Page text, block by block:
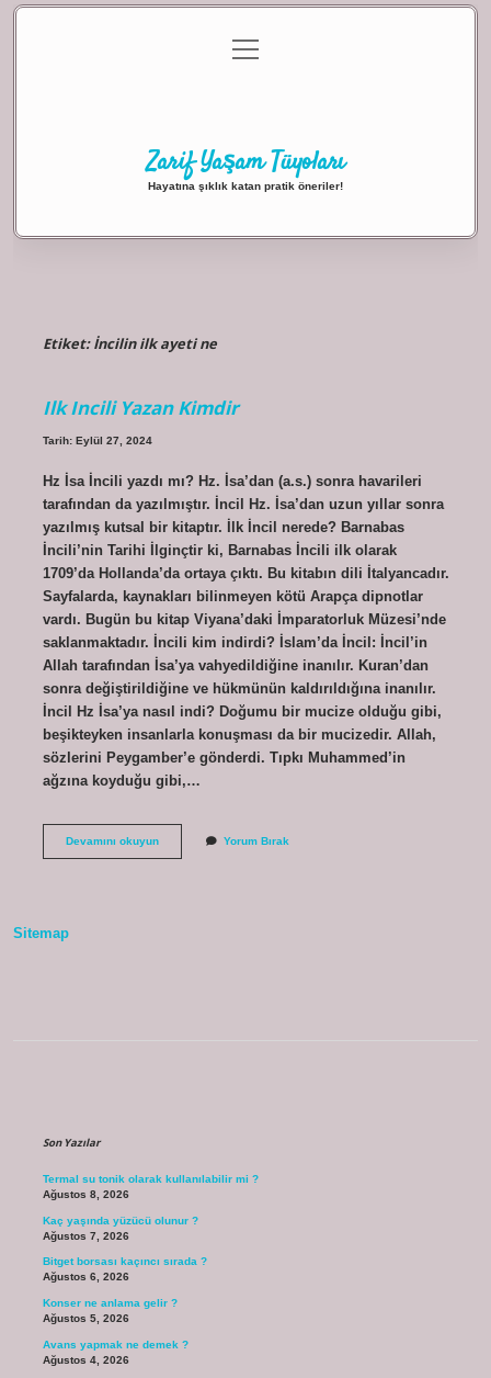
Gizlilik Politikası
menüyü
aç
Zarif Yaşam Tüyoları
Hayatına şıklık katan pratik öneriler!
Etiket:İncilin ilk ayeti ne
Ilk Incili Yazan Kimdir
Tarih: Eylül 27, 2024
Hz İsa İncili yazdı mı? Hz. İsa’dan (a.s.) sonra havarileri
tarafından da yazılmıştır. İncil Hz. İsa’dan uzun yıllar sonra
yazılmış kutsal bir kitaptır. İlk İncil nerede? Barnabas
İncili’nin Tarihi İlginçtir ki, Barnabas İncili ilk olarak
1709’da Hollanda’da ortaya çıktı. Bu kitabın dili İtalyancadır.
Sayfalarda, kaynakları bilinmeyen kötü Arapça dipnotlar
vardı. Bugün bu kitap Viyana’daki İmparatorluk Müzesi’nde
saklanmaktadır. İncili kim indirdi? İslam’da İncil: İncil’in
Allah tarafından İsa’ya vahyedildiğine inanılır. Kuran’dan
sonra değiştirildiğine ve hükmünün kaldırıldığına inanılır.
İncil Hz İsa’ya nasıl indi? Doğumu bir mucize olduğu gibi,
beşikteyken insanlarla konuşması da bir mucizedir. Allah,
sözlerini Peygamber’e gönderdi. Tıpkı Muhammed’in
ağzına koyduğu gibi,…
Devamını okuyunIlk
Yorum Bırak
Sitemap
Son Yazılar
Termal su tonik olarak kullanılabilir mi ?
Ağustos 8, 2026
Kaç yaşında yüzücü olunur ?
Ağustos 7, 2026
Bitget borsası kaçıncı sırada ?
Ağustos 6, 2026
Konser ne anlama gelir ?
Ağustos 5, 2026
Avans yapmak ne demek ?
Ağustos 4, 2026